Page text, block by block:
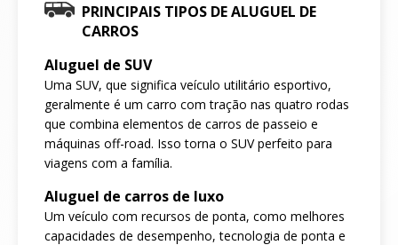
PRINCIPAIS TIPOS DE ALUGUEL DE
CARROS
Aluguel de SUV
Uma SUV, que significa veículo utilitário esportivo,
geralmente é um carro com tração nas quatro rodas
que combina elementos de carros de passeio e
máquinas off-road. Isso torna o SUV perfeito para
viagens com a família.
Aluguel de carros de luxo
Um veículo com recursos de ponta, como melhores
capacidades de desempenho, tecnologia de ponta e